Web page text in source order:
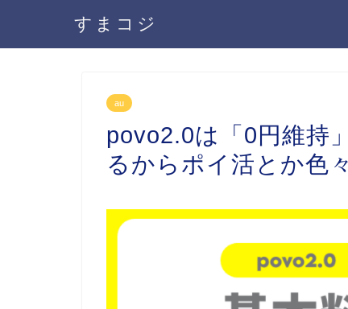
すまコジ
au
povo2.0は「0円維持
るからポイ活とか色